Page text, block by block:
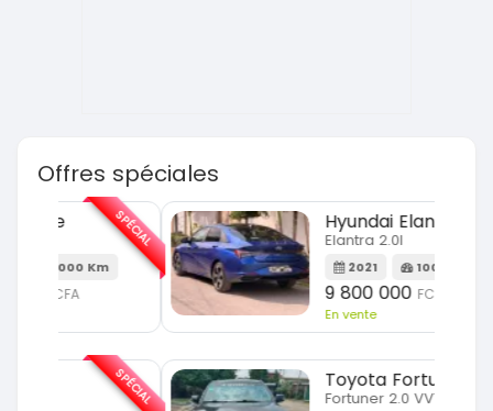
Offres spéciales
Hyundai Elantra
Elantra 2.0l
2021 100000 Km
9 800 000 FCFA
En vente
SPÉCIAL
Toyota Fortuner
Fortuner 2.0 VVTI SPÉCIAL